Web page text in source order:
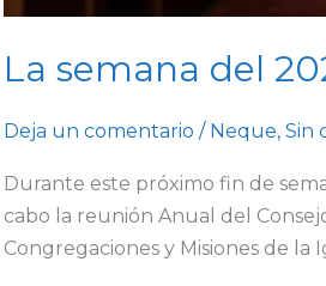
La semana del
Deja un comentario / Neque, Sin
Durante este próximo fin de
cabo la reunión Anual del
Congregaciones y Misiones de la